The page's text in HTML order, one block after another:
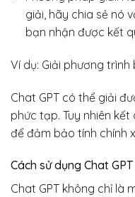
giải, hãy chia sẻ nó
bạn nhận được kết
Ví dụ: Giải phương trình
Chat GPT có thể giải
phức tạp. Tuy nhiên
để đảm bảo tính chính
Cách sử dụng Chat
Chat GPT không chỉ là